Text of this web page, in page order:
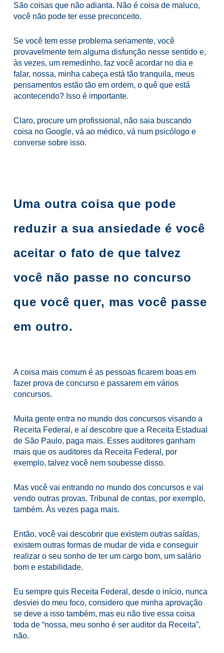
São coisas que não adianta. Não é coisa de maluco,
você não pode ter esse preconceito.
Se você tem esse problema seriamente, você
provavelmente tem alguma disfunção nesse sentido e,
às vezes, um remedinho, faz você acordar no dia e
falar, nossa, minha cabeça está tão tranquila, meus
pensamentos estão tão em ordem, o quê que está
acontecendo? Isso é importante.
Claro, procure um profissional, não saia buscando
coisa no Google, vá ao médico, vá num psicólogo e
converse sobre isso.
Uma outra coisa que pode
reduzir a sua ansiedade é você
aceitar o fato de que talvez
você não passe no concurso
que você quer, mas você passe
em outro.
A coisa mais comum é as pessoas ficarem boas em
fazer prova de concurso e passarem em vários
concursos.
Muita gente entra no mundo dos concursos visando a
Receita Federal, e aí descobre que a Receita Estadual
de São Paulo, paga mais. Esses auditores ganham
mais que os auditores da Receita Federal, por
exemplo, talvez você nem soubesse disso.
Mas você vai entrando no mundo dos concursos e vai
vendo outras provas. Tribunal de contas, por exemplo,
também. Às vezes paga mais.
Então, você vai descobrir que existem outras saídas,
existem outras formas de mudar de vida e conseguir
realizar o seu sonho de ter um cargo bom, um salário
bom e estabilidade.
Eu sempre quis Receita Federal, desde o início, nunca
desviei do meu foco, considero que minha aprovação
se deve a isso também, mas eu não tive essa coisa
toda de “nossa, meu sonho é ser auditor da Receita”,
não.